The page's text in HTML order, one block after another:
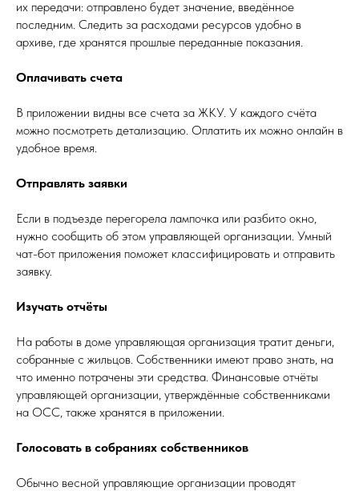
их передачи: отправлено будет значение, введённое
последним. Следить за расходами ресурсов удобно в
архиве, где хранятся прошлые переданные показания.
Оплачивать счета
В приложении видны все счета за ЖКУ. У каждого счёта
можно посмотреть детализацию. Оплатить их можно онлайн в
удобное время.
Отправлять заявки
Если в подъезде перегорела лампочка или разбито окно,
нужно сообщить об этом управляющей организации. Умный
чат-бот приложения поможет классифицировать и отправить
заявку.
Изучать отчёты
На работы в доме управляющая организация тратит деньги,
собранные с жильцов. Собственники имеют право знать, на
что именно потрачены эти средства. Финансовые отчёты
управляющей организации, утверждённые собственниками
на ОСС, также хранятся в приложении.
Голосовать в собраниях собственников
Обычно весной управляющие организации проводят